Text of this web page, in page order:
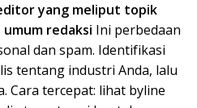
yang meliput topik
redaksi Ini perbedaan
dan spam. Identifikasi
tentang industri Anda, lalu
Cara tercepat: lihat byline